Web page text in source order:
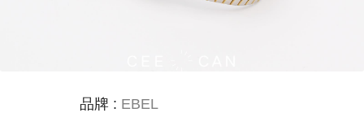
品牌 : EBEL